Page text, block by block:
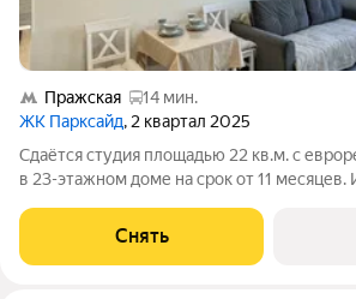
Пражская
14 мин.
ЖК Парксайд, 2 квартал 2025
Сдаётся студия площадью 22 кв.м. с
в 23-этажном доме на срок от 11 месяцев.
Посудомоечная машина Кондиционер Микроволновка
Пылесос Дом -
Снять